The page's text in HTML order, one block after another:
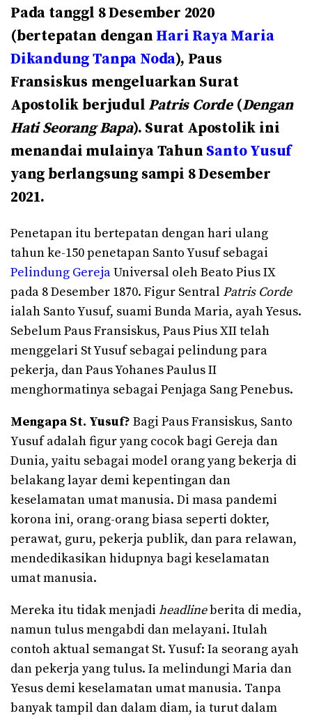
Pada tanggl 8 Desember 2020
(bertepatan dengan Hari Raya Maria
Dikandung Tanpa Noda), Paus
Fransiskus mengeluarkan Surat
Apostolik berjudulPatris Corde(Dengan
Hati Seorang Bapa). Surat Apostolik ini
menandai mulainya Tahun Santo Yusuf
yang berlangsung sampi 8 Desember
2021.
Penetapan itu bertepatan dengan hari ulang
tahun ke-150 penetapan Santo Yusuf sebagai
Pelindung GerejaUniversal oleh Beato Pius IX
pada 8 Desember 1870. Figur Sentral Patris Corde
ialah Santo Yusuf, suami Bunda Maria, ayah Yesus.
Sebelum Paus Fransiskus, Paus Pius XII telah
menggelari St Yusuf sebagai pelindung para
pekerja, dan Paus Yohanes Paulus II
menghormatinya sebagai Penjaga Sang Penebus.
Mengapa St. Yusuf? Bagi Paus Fransiskus, Santo
Yusuf adalah figur yang cocok bagi Gereja dan
Dunia, yaitu sebagai model orang yang bekerja di
belakang layar demi kepentingan dan
keselamatan umat manusia. Di masa pandemi
korona ini, orang-orang biasa seperti dokter,
perawat, guru, pekerja publik, dan para relawan,
mendedikasikan hidupnya bagi keselamatan
umat manusia.
Mereka itu tidak menjadi headlineberita di media,
namun tulus mengabdi dan melayani. Itulah
contoh aktual semangat St. Yusuf: Ia seorang ayah
dan pekerja yang tulus. Ia melindungi Maria dan
Yesus demi keselamatan umat manusia. Tanpa
banyak tampil dan dalam diam, ia turut dalam